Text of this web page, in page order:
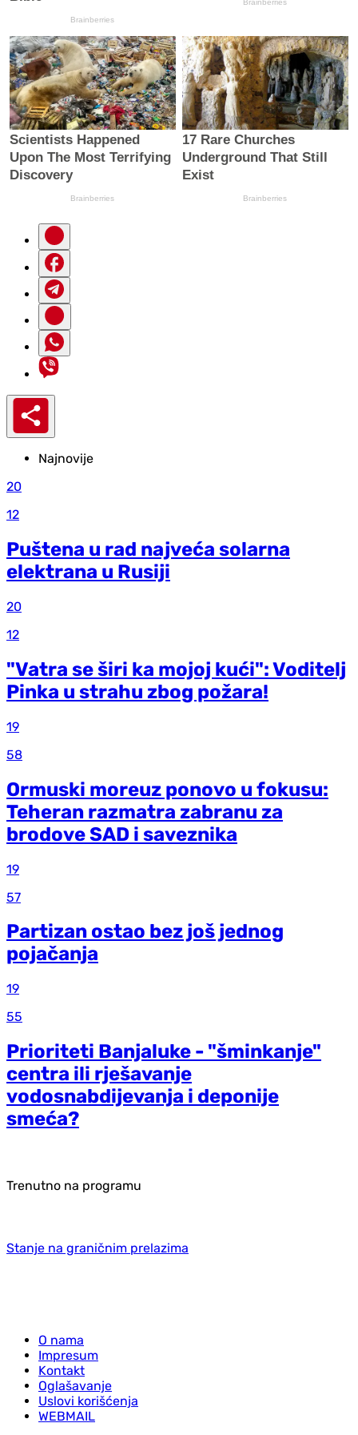
Najnovije
20
12
Puštena u rad najveća solarna
elektrana u Rusiji
20
12
"Vatra se širi ka mojoj kući": Voditelj
Pinka u strahu zbog požara!
19
58
Ormuski moreuz ponovo u fokusu:
Teheran razmatra zabranu za
brodove SAD i saveznika
19
57
Partizan ostao bez još jednog
pojačanja
19
55
Prioriteti Banjaluke - "šminkanje"
centra ili rješavanje
vodosnabdijevanja i deponije
smeća?
Trenutno na programu
Stanje na graničnim prelazima
O nama
Impresum
Kontakt
Oglašavanje
Uslovi korišćenja
WEBMAIL